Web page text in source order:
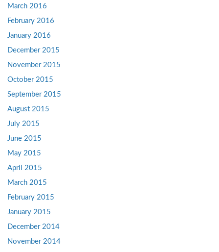
March 2016
February 2016
January 2016
December 2015
November 2015
October 2015
September 2015
August 2015
July 2015
June 2015
May 2015
April 2015
March 2015
February 2015
January 2015
December 2014
November 2014